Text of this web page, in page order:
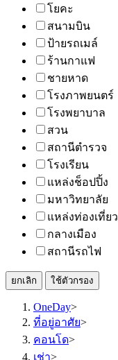
โยคะ
สนามบิน
ป้ายรถเมล์
ร้านกาแฟ
ชายหาด
โรงภาพยนตร์
โรงพยาบาล
สวน
สถานีตำรวจ
โรงเรียน
แหล่งช็อปปิ้ง
มหาวิทยาลัย
แหล่งท่องเที่ยว
กลางเมือง
สถานีรถไฟ
ยกเลิก ใช้ตัวกรอง
OneDay>
ที่อยู่อาศัย>
คอนโด>
เช่า>